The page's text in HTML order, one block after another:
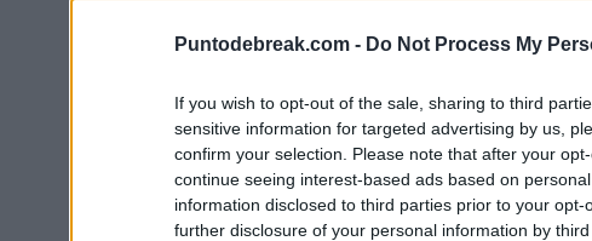
Puntodebreak.com - Do Not Process My
If you wish to opt-out of the sale, sharing to third
sensitive information for targeted advertising by us,
confirm your selection. Please note that after your
continue seeing interest-based ads based on
information disclosed to third parties prior to your
further disclosure of your personal information by